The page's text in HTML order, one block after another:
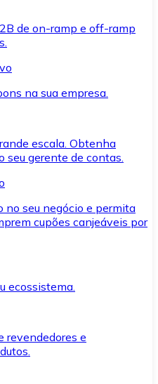
de on-ramp e off-ramp
na sua empresa.
escala. Obtenha
seu gerente de contas.
no seu negócio e permita
cupões canjeáveis por
ecossistema.
revendedores e